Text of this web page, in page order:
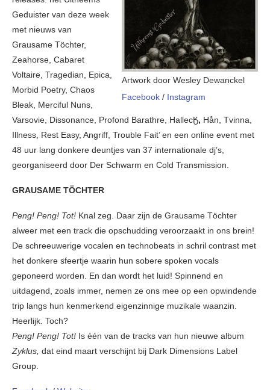
Artwork door Wesley Dewanckel
Facebook / Instagram
Geduister van deze week
met nieuws van
Grausame Töchter,
Zeahorse, Cabaret
Voltaire, Tragedian, Epica,
Morbid Poetry, Chaos
Bleak, Merciful Nuns,
Varsovie, Dissonance, Profond Barathre, HallecӃ, Hån, Tvinna,
Illness, Rest Easy, Angriff, Trouble Fait’ en een online event met
48 uur lang donkere deuntjes van 37 internationale dj’s,
georganiseerd door Der Schwarm en Cold Transmission.
GRAUSAME TÖCHTER
Peng! Peng! Tot! Knal zeg. Daar zijn de Grausame Töchter
alweer met een track die opschudding veroorzaakt in ons brein!
De schreeuwerige vocalen en technobeats in schril contrast met
het donkere sfeertje waarin hun sobere spoken vocals
geponeerd worden. En dan wordt het luid! Spinnend en
uitdagend, zoals immer, nemen ze ons mee op een opwindende
trip langs hun kenmerkend eigenzinnige muzikale waanzin.
Heerlijk. Toch?
Peng! Peng! Tot! Is één van de tracks van hun nieuwe album
Zyklus, dat eind maart verschijnt bij Dark Dimensions Label
Group.